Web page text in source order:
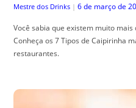
Mestre dos Drinks | 6 de março de
Você sabia que existem muito
Conheça os 7 Tipos de Caipirinha
restaurantes.